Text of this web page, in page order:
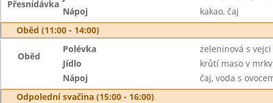
Přesnídávka
Nápoj
kakao, čaj
Oběd (11:00 - 14:00)
Oběd
Polévka
zeleninová s vejci
Jídlo
krůtí maso v
Nápoj
čaj, voda s
Odpolední svačina (15:00 - 16:00)